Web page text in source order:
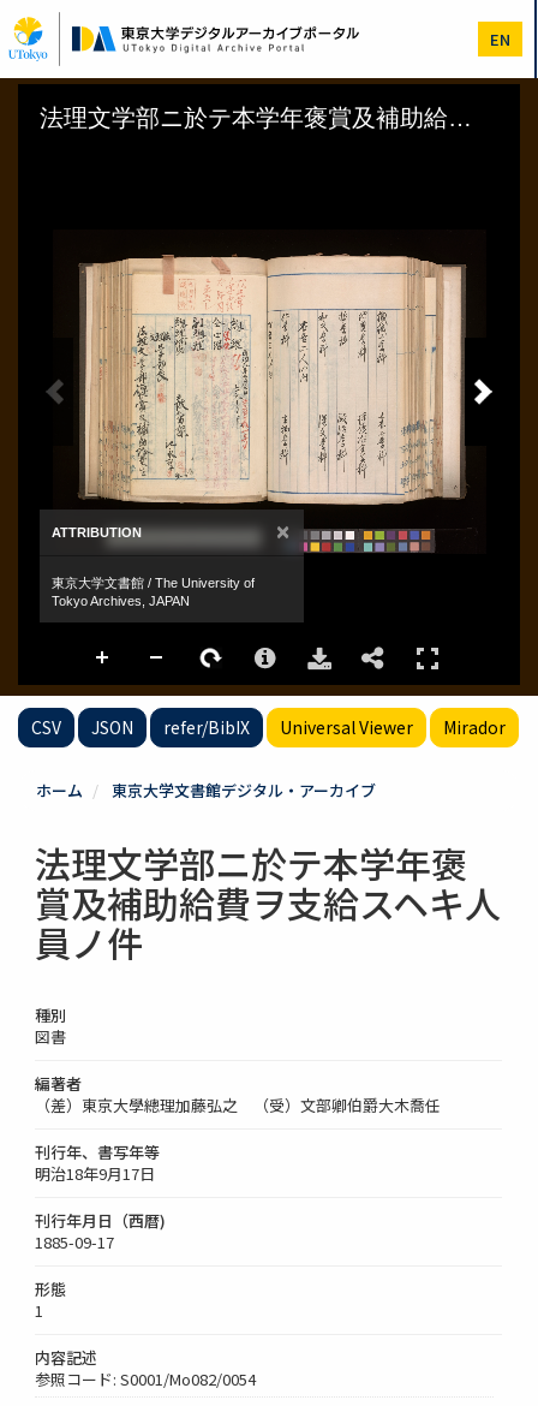
イ
ン
コ
EN
CSV JSON refer/BibIX Universal Viewer Mirador
ホーム 東京大学文書館デジタル・アーカイブ
法理文学部ニ於テ本学年褒
賞及補助給費ヲ支給スヘキ人
員ノ件
種別
図書
編著者
（差）東京大學總理加藤弘之 （受）文部卿伯爵大木喬任
刊行年、書写年等
明治18年9月17日
刊行年月日（西暦)
1885-09-17
形態
1
内容記述
参照コード: S0001/Mo082/0054